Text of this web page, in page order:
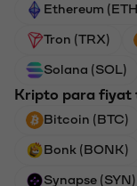
Ethereum
Tron (TRX)
Solana (SOL)
Kripto para fiyat
Bitcoin (BTC)
Bonk (BONK)
Synapse (SYN)